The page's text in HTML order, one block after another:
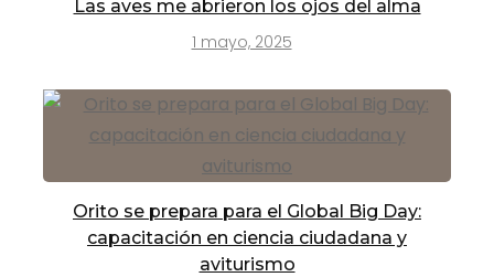
Las aves me abrieron los ojos del alma
1 mayo, 2025
Orito se prepara para el Global Big Day:
capacitación en ciencia ciudadana y
aviturismo